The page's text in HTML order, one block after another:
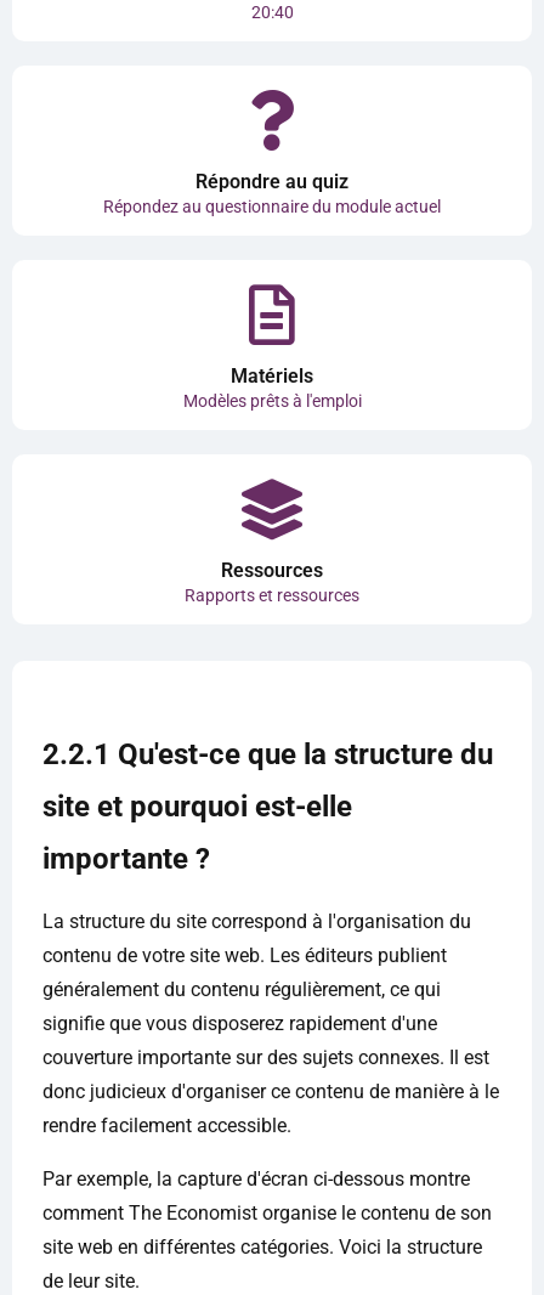
20:40
Répondre au quiz
Répondez au questionnaire du module actuel
Matériels
Modèles prêts à l'emploi
Ressources
Rapports et ressources
2.2.1 Qu'est-ce que la structure du
site et pourquoi est-elle
importante ?
La structure du site correspond à l'organisation du
contenu de votre site web. Les éditeurs publient
généralement du contenu régulièrement, ce qui
signifie que vous disposerez rapidement d'une
couverture importante sur des sujets connexes. Il est
donc judicieux d'organiser ce contenu de manière à le
rendre facilement accessible.
Par exemple, la capture d'écran ci-dessous montre
comment The Economist organise le contenu de son
site web en différentes catégories. Voici la structure
de leur site.